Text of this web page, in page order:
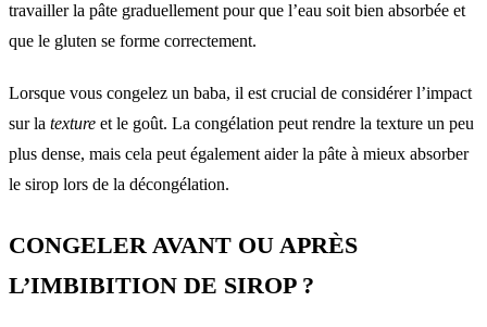
travailler la pâte graduellement pour que l’eau soit bien absorbée et
que le gluten se forme correctement.
Lorsque vous congelez un baba, il est crucial de considérer l’impact
sur la texture et le goût. La congélation peut rendre la texture un peu
plus dense, mais cela peut également aider la pâte à mieux absorber
le sirop lors de la décongélation.
CONGELER AVANT OU APRÈS
L’IMBIBITION DE SIROP ?